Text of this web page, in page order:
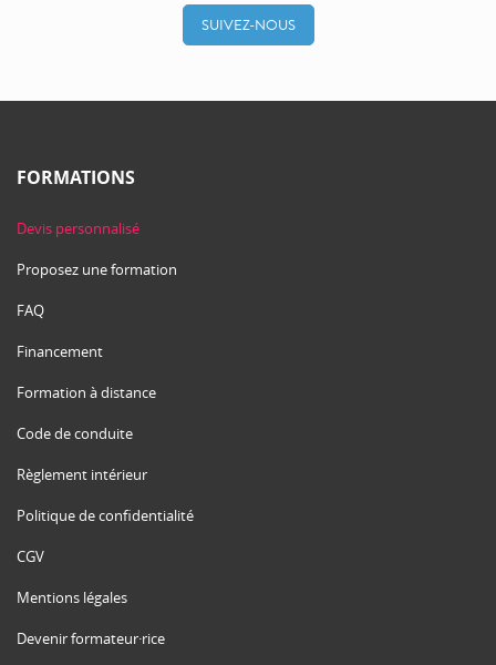
SUIVEZ-NOUS
FORMATIONS
Devis personnalisé
Proposez une formation
FAQ
Financement
Formation à distance
Code de conduite
Règlement intérieur
Politique de confidentialité
CGV
Mentions légales
Devenir formateur·rice